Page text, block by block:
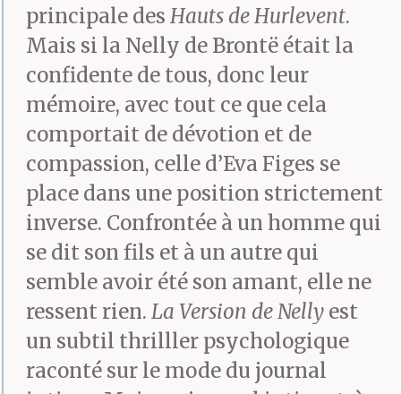
principale des Hauts de Hurlevent.
Mais si la Nelly de Brontë était la
confidente de tous, donc leur
mémoire, avec tout ce que cela
comportait de dévotion et de
compassion, celle d’Eva Figes se
place dans une position strictement
inverse. Confrontée à un homme qui
se dit son fils et à un autre qui
semble avoir été son amant, elle ne
ressent rien. La Version de Nelly est
un subtil thrilller psychologique
raconté sur le mode du journal